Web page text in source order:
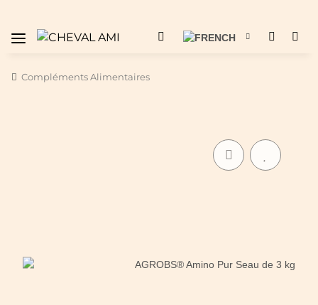
Compléments Alimentaires